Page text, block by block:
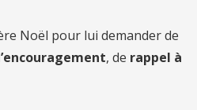
Noël pour lui demander de
, de rappel à